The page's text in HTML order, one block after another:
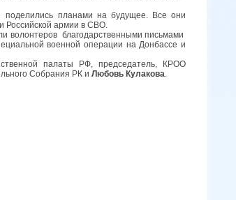
поделились планами на будущее. Все они
Российской армии в СВО.
волонтеров благодарственными письмами
военной операции на Донбассе и
палаты РФ, председатель, КРОО
Собрания РК и Любовь Кулакова.